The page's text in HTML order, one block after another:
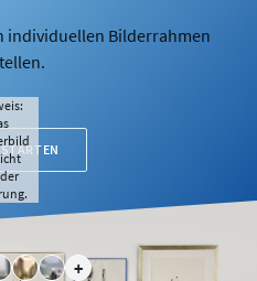
individuellen Bilderrahmen
+